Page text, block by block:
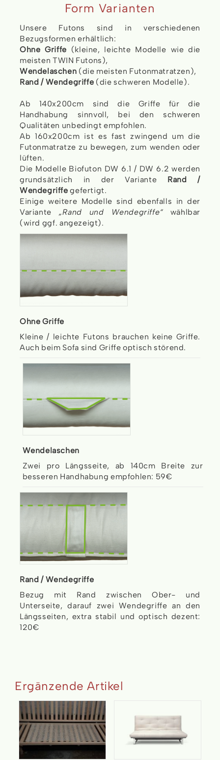
Form Varianten
Unsere Futons sind in verschiedenen
Bezugsformen erhältlich:
Ohne Griffe (kleine, leichte Modelle wie die
meisten TWIN Futons),
Wendelaschen (die meisten Futonmatratzen),
Rand / Wendegriffe (die schweren Modelle).
Ab 140x200cm sind die Griffe für die
Handhabung sinnvoll, bei den schweren
Qualitäten unbedingt empfohlen.
Ab 160x200cm ist es fast zwingend um die
Futonmatratze zu bewegen, zum wenden oder
lüften.
Die Modelle Biofuton DW 6.1 / DW 6.2 werden
grundsätzlich in der Variante Rand /
Wendegriffe gefertigt.
Einige weitere Modelle sind ebenfalls in der
Variante „Rand und Wendegriffe“wählbar
(wird ggf. angezeigt).
Ohne Griffe
Kleine / leichte Futons brauchen keine Griffe.
Auch beim Sofa sind Griffe optisch störend.
Wendelaschen
Zwei pro Längsseite, ab 140cm Breite zur
besseren Handhabung empfohlen: 59€
Rand / Wendegriffe
Bezug mit Rand zwischen Ober- und
Unterseite, darauf zwei Wendegriffe an den
Längsseiten, extra stabil und optisch dezent:
120€
Ergänzende Artikel